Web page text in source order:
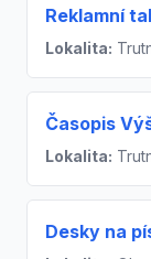
Reklamní
Lokalita:
Časopis
Lokalita:
Desky na